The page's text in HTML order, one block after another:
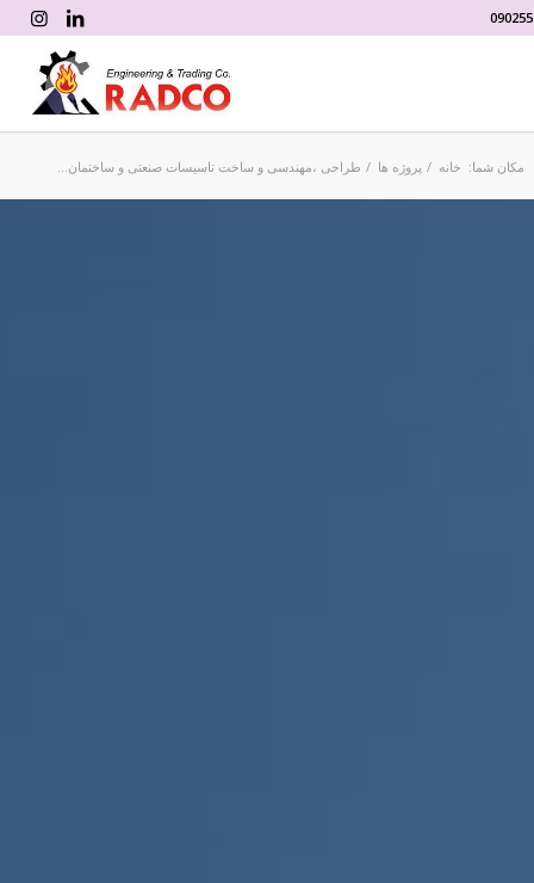
مکان شما: خانه / پروژه ها / طراحی ،مهندسی و ساخت تاسیسات صنعتی و ساختمان...